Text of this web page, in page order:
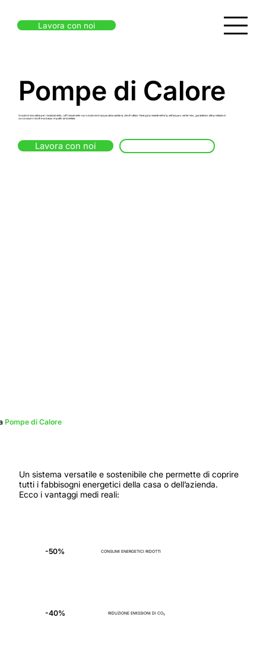
Lavora con noi
Pompe di Calore
Soluzioni innovative per riscaldamento, raffrescamento e produzione di acqua calda sanitaria, che sfruttano l’energia presente nell’aria, nell’acqua o nel terreno, garantendo alte prestazioni
con consumi ridotti e un basso impatto ambientale.
Lavora con noi
Pompe di Calore
Un sistema versatile e sostenibile che permette di coprire
tutti i fabbisogni energetici della casa o dell’azienda.
Ecco i vantaggi medi reali:
-50% CONSUMI ENERGETICI RIDOTTI
-40% RIDUZIONE EMISSIONI DI CO₂